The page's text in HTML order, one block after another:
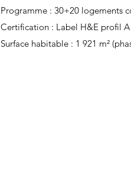
Programme : 30+20 logements
Certification : Label H&E profil A
Surface habitable : 1 921 m²